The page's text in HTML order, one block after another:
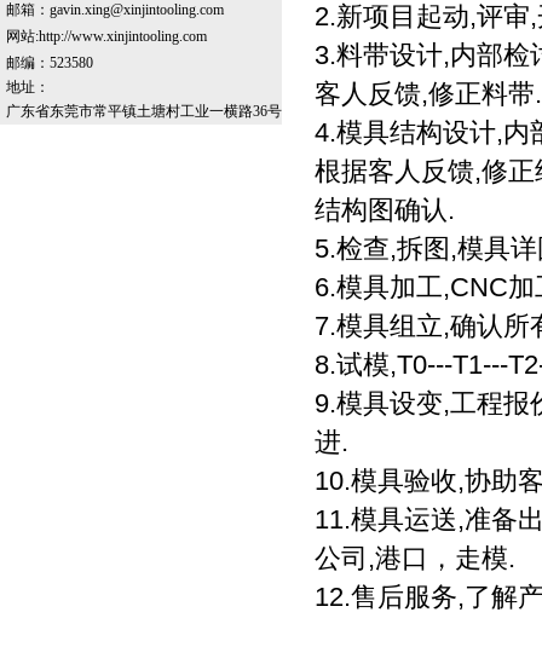
邮箱： gavin.xing@xinjintooling.com
网站:http://www.xinjintooling.com
邮编：523580
地址：
广东省东莞市常平镇土塘村工业一横路36号
2.新项目起动,评审,
3.料带设计,内部检
客人反馈,修正料带.
4.模具结构设计,内
根据客人反馈,修正
结构图确认.
5.检查,拆图 ,模具
6.模具加工,CNC加
7.模具组立,确认所
8.试模,T0---T1---
9.模具设变,工程报
进.
10.模具验收,协助
11.模具运送,准备
公司 ,港口，走模.
12.售后服务,了解